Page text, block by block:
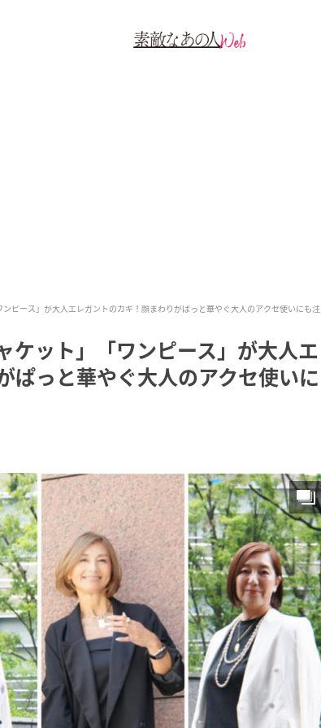
ンピース」が大人エレガントのカギ！顔まわりがぱっと華やぐ大人のアクセ使いにも注
ケット」「ワンピース」が大人エ
ぱっと華やぐ大人のアクセ使いに